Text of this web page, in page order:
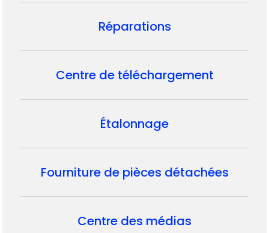
Réparations
Centre de téléchargement
Étalonnage
Fourniture de pièces détachées
Centre des médias